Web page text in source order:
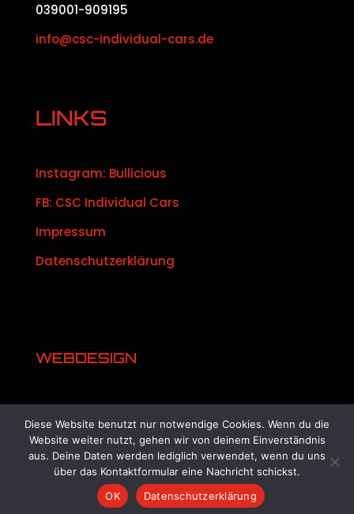
039001-909195
info@csc-individual-cars.de
LINKS
Instagram: Bullicious
FB: CSC Individual Cars
Impressum
Datenschutzerklärung
WEBDESIGN
iA Grafik & Web
www.ireenalshut.de
Diese Website benutzt nur notwendige Cookies. Wenn du die
Website weiter nutzt, gehen wir von deinem Einverständnis
aus. Deine Daten werden lediglich verwendet, wenn du uns
über das Kontaktformular eine Nachricht schickst.
OK
Datenschutzerklärung